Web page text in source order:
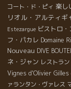
コート・ド・ピィ 楽し
リオル・アルティギ
Estezargue ビストロ
フ・パカレ Domaine
Nouveau DIVE
ネ・ジャン レストラ
Vignes d'Olivier
ァランタン・ヴァレス